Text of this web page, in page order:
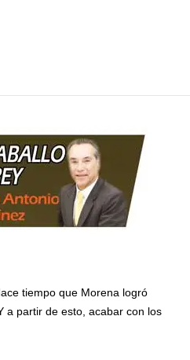
tiempo que Morena logró
a partir de esto, acabar con los